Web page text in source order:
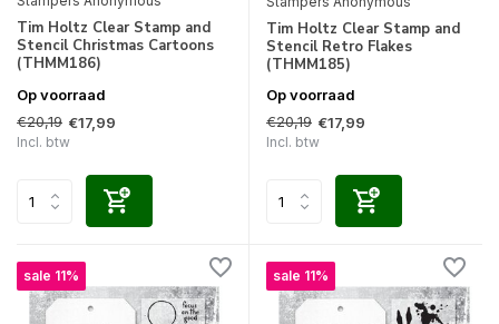
Tim Holtz Clear Stamp and
Stencil Christmas Cartoons
(THMM186)
Op voorraad
€20,19 €17,99
Incl. btw
Tim Holtz Clear Stamp and
Stencil Retro Flakes
(THMM185)
Op voorraad
€20,19 €17,99
Incl. btw
sale 11% sale 11%